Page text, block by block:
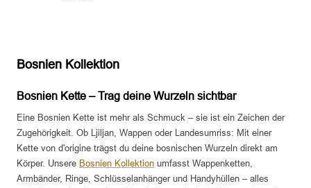
Bosnien Kollektion
Bosnien Kette – Trag deine Wurzeln sichtbar
Eine Bosnien Kette ist mehr als Schmuck – sie ist ein Zeichen der
Zugehörigkeit. Ob Ljiljan, Wappen oder Landesumriss: Mit einer
Kette von d'origine trägst du deine bosnischen Wurzeln direkt am
Körper. Unsere Bosnien Kollektion umfasst Wappenketten,
Armbänder, Ringe, Schlüsselanhänger und Handyhüllen – alles